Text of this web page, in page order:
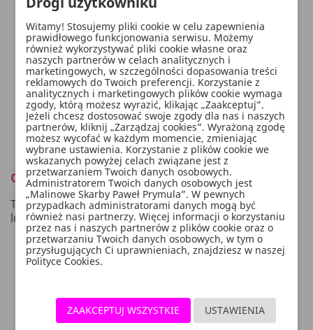
Opis
Topper na tort Happy Birthday, wykonany z papieru
lustrzanego w kolorze złotym, wysokość ok. 22,5 cm.
WYGODNE PŁATNOŚCI:
SZYBKA DOSTAWA:
Witamy! Stosujemy pliki cookie w celu zapewnienia
prawidłowego funkcjonowania serwisu. Możemy
również wykorzystywać pliki cookie własne oraz
naszych partnerów w celach analitycznych i
marketingowych, w szczególności dopasowania treści
reklamowych do Twoich preferencji. Korzystanie z
analitycznych i marketingowych plików cookie wymaga
zgody, którą możesz wyrazić, klikając „Zaakceptuj”.
Jeżeli chcesz dostosować swoje zgody dla nas i naszych
partnerów, kliknij „Zarządzaj cookies”. Wyrażoną zgodę
możesz wycofać w każdym momencie, zmieniając
wybrane ustawienia. Korzystanie z plików cookie we
wskazanych powyżej celach związane jest z
przetwarzaniem Twoich danych osobowych.
Administratorem Twoich danych osobowych jest
„Malinowe Skarby Paweł Prymula”. W pewnych
przypadkach administratorami danych mogą być
również nasi partnerzy. Więcej informacji o korzystaniu
przez nas i naszych partnerów z plików cookie oraz o
przetwarzaniu Twoich danych osobowych, w tym o
przysługujących Ci uprawnieniach, znajdziesz w naszej
Polityce Cookies.
USTAWIENIA
ZAAKCEPTUJ WSZYSTKIE